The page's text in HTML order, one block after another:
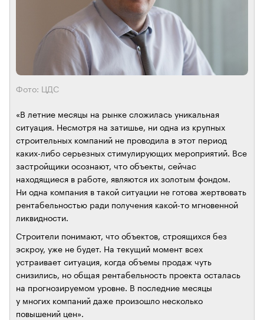
Фото: ЦДС
«В летние месяцы на рынке сложилась уникальная
ситуация. Несмотря на затишье, ни одна из крупных
строительных компаний не проводила в этот период
каких-либо серьезных стимулирующих мероприятий. Все
застройщики осознают, что объекты, сейчас
находящиеся в работе, являются их золотым фондом.
Ни одна компания в такой ситуации не готова жертвовать
рентабельностью ради получения какой-то мгновенной
ликвидности.
Строители понимают, что объектов, строящихся без
эскроу, уже не будет. На текущий момент всех
устраивает ситуация, когда объемы продаж чуть
снизились, но общая рентабельность проекта осталась
на прогнозируемом уровне. В последние месяцы
у многих компаний даже произошло несколько
повышений цен».